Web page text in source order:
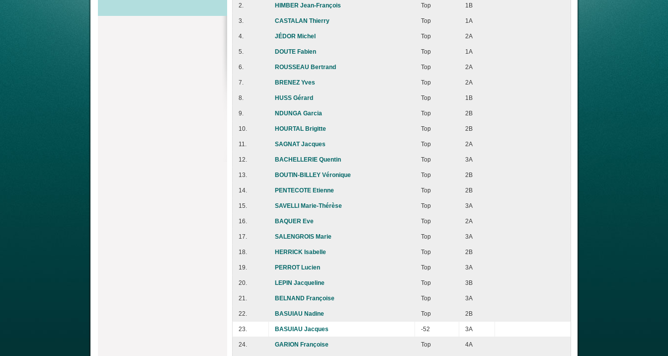
2. HIMBER Jean-François Top 1B
3. CASTALAN Thierry Top 1A
4. JÉDOR Michel Top 2A
5. DOUTE Fabien Top 1A
6. ROUSSEAU Bertrand Top 2A
7. BRENEZ Yves Top 2A
8. HUSS Gérard Top 1B
9. NDUNGA Garcia Top 2B
10. HOURTAL Brigitte Top 2B
11. SAGNAT Jacques Top 2A
12. BACHELLERIE Quentin Top 3A
13. BOUTIN-BILLEY Véronique Top 2B
14. PENTECOTE Etienne Top 2B
15. SAVELLI Marie-Thérèse Top 3A
16. BAQUER Eve Top 2A
17. SALENGROIS Marie Top 3A
18. HERRICK Isabelle Top 2B
19. PERROT Lucien Top 3A
20. LEPIN Jacqueline Top 3B
21. BELNAND Françoise Top 3A
22. BASUIAU Nadine Top 2B
23. BASUIAU Jacques -52 3A
24. GARION Françoise Top 4A